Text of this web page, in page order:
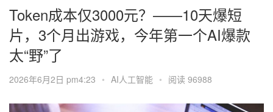
广告 元宇宙 房地产
Soul 360 百度 搜狗 爱奇艺 美柚
美图 最右 神马 谷歌 Facebook
卖货 脚本 电商 社群
涨粉 广告 推广 方案 策划 案例
数据
Token成本仅3000元？——10天爆短
片，3个月出游戏，今年第一个AI爆款
太“野”了
2026年6月2日 pm4:23 • AI人工智能 • 阅读 96988